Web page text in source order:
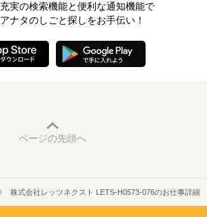
充実の検索機能と便利な通知機能で
アナタのしごと探しをお手伝い！
ページの先頭へ
株式会社レッツネクスト LETS-H0573-076のお仕事詳細